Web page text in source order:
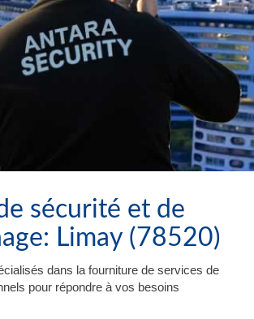
sécurité et de
Limay (78520)
dans la fourniture de services de
pour répondre à vos besoins